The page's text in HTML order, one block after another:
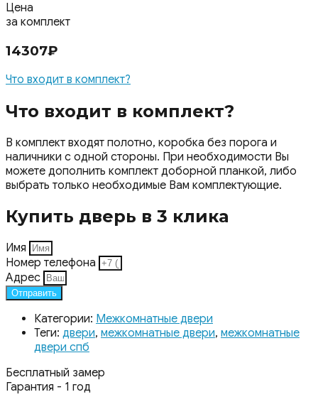
Цена
за комплект
14307₽
Что входит в комплект?
Что входит в комплект?
В комплект входят полотно, коробка без порога и
наличники с одной стороны. При необходимости Вы
можете дополнить комплект доборной планкой, либо
выбрать только необходимые Вам комплектующие.
Купить дверь в 3 клика
Имя
Номер телефона
Адрес
Отправить
Категории: Межкомнатные двери
Теги: двери, межкомнатные двери, межкомнатные
двери спб
Бесплатный замер
Гарантия - 1 год